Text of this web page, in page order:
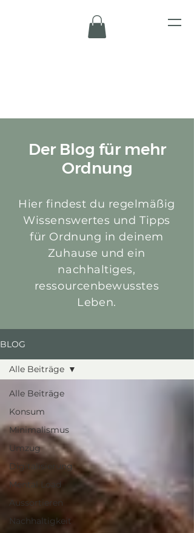
Der Blog für mehr
Ordnung
Hier findest du regelmäßig
Wissenswertes und Tipps
für Ordnung in deinem
Zuhause und ein
nachhaltiges,
ressourcenbewusstes
Leben.
BLOG
Alle Beiträge
Konsum
Minimalismus
Umzug
Digitalisierung
Mental Load
Aussortieren
Nachhaltigkeit
Alle Beiträge